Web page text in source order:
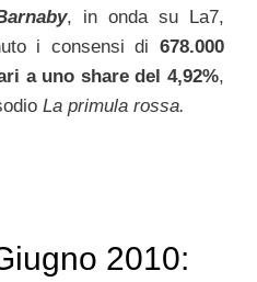
, in onda su La7,
i consensi di 678.000
a uno share del 4,92%,
La primula rossa.
2010: